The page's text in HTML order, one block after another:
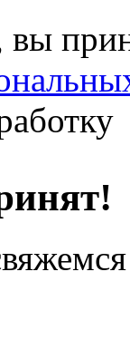
вы